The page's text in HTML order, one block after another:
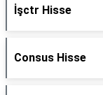
İşctr Hisse
Consus Hisse